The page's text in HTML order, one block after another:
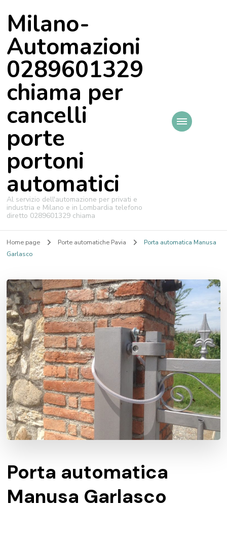
Milano-
Automazioni
0289601329
chiama per
cancelli
porte
portoni
automatici
Al servizio dell'automazione per privati e
industria e Milano e in Lombardia telefono
diretto 0289601329 chiama
Home page Porte automatiche Pavia
Porta automatica Manusa
Garlasco
Porta automatica
Manusa Garlasco